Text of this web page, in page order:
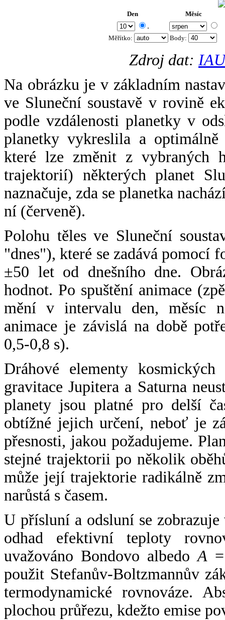
Den Měsíc
.
Měřítko: Body:
Zdroj dat:
Na obrázku je v základním
ve Sluneční soustavě v rovině
podle vzdálenosti planetky v
planetky vykreslila a
které lze změnit z vybraných
trajektorií) některých planet
naznačuje, zda se planetka
ní (červeně).
Polohu těles ve Sluneční
"dnes"), které se zadává pomocí
±50 let od dnešního dne.
hodnot. Po spuštění animace
mění v intervalu den, měsíc
animace je závislá na době
0,5-0,8 s).
Dráhové elementy
gravitace Jupitera a Saturna
planety jsou platné pro delší
obtížné jejich určení, neboť je
přesnosti, jakou požadujeme.
stejné trajektorii po několik
může její trajektorie radikálně
narůstá s časem.
U přísluní a odsluní se
odhad efektivní teploty
uvažováno Bondovo albedoA
použit Stefanův-Boltzmannův
termodynamické rovnováze.
plochou průřezu, kdežto emise